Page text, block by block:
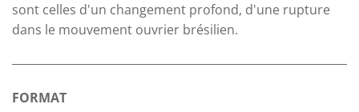
sont celles d'un changement profond, d'une rupture
dans le mouvement ouvrier brésilien.
FORMAT